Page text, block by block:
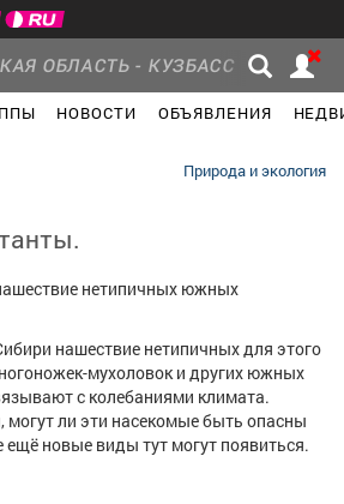
ОБЛАСТЬ - КУЗБАСС
НОВОСТИ ОБЪЯВЛЕНИЯ
Недвижимость Услуги
Транспорт Компании
Природа и экология
нетипичных южных
нашествие нетипичных для этого
мухоловок и других южных
с колебаниями климата.
могут ли эти насекомые быть опасны
ещё новые виды тут могут появиться.